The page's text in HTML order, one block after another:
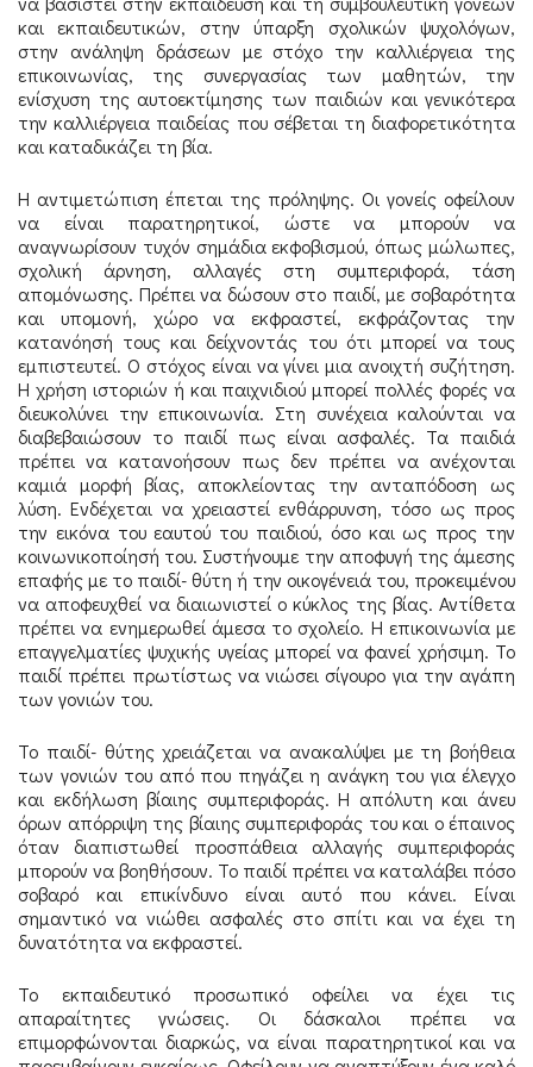
και εκπαιδευτικών, στην ύπαρξη σχολικών ψυχολόγων,
στην ανάληψη δράσεων με στόχο την καλλιέργεια της
επικοινωνίας, της συνεργασίας των μαθητών, την
ενίσχυση της αυτοεκτίμησης των παιδιών και γενικότερα
την καλλιέργεια παιδείας που σέβεται τη διαφορετικότητα
και καταδικάζει τη βία.
Η αντιμετώπιση έπεται της πρόληψης. Οι γονείς οφείλουν
να είναι παρατηρητικοί, ώστε να μπορούν να
αναγνωρίσουν τυχόν σημάδια εκφοβισμού, όπως μώλωπες,
σχολική άρνηση, αλλαγές στη συμπεριφορά, τάση
απομόνωσης. Πρέπει να δώσουν στο παιδί, με σοβαρότητα
και υπομονή, χώρο να εκφραστεί, εκφράζοντας την
κατανόησή τους και δείχνοντάς του ότι μπορεί να τους
εμπιστευτεί. Ο στόχος είναι να γίνει μια ανοιχτή συζήτηση.
Η χρήση ιστοριών ή και παιχνιδιού μπορεί πολλές φορές να
διευκολύνει την επικοινωνία. Στη συνέχεια καλούνται να
διαβεβαιώσουν το παιδί πως είναι ασφαλές. Τα παιδιά
πρέπει να κατανοήσουν πως δεν πρέπει να ανέχονται
καμιά μορφή βίας, αποκλείοντας την ανταπόδοση ως
λύση. Ενδέχεται να χρειαστεί ενθάρρυνση, τόσο ως προς
την εικόνα του εαυτού του παιδιού, όσο και ως προς την
κοινωνικοποίησή του. Συστήνουμε την αποφυγή της άμεσης
επαφής με το παιδί- θύτη ή την οικογένειά του, προκειμένου
να αποφευχθεί να διαιωνιστεί ο κύκλος της βίας. Αντίθετα
πρέπει να ενημερωθεί άμεσα το σχολείο. Η επικοινωνία με
επαγγελματίες ψυχικής υγείας μπορεί να φανεί χρήσιμη. Το
παιδί πρέπει πρωτίστως να νιώσει σίγουρο για την αγάπη
των γονιών του.
Το παιδί- θύτης χρειάζεται να ανακαλύψει με τη βοήθεια
των γονιών του από που πηγάζει η ανάγκη του για έλεγχο
και εκδήλωση βίαιης συμπεριφοράς. Η απόλυτη και άνευ
όρων απόρριψη της βίαιης συμπεριφοράς του και ο έπαινος
όταν διαπιστωθεί προσπάθεια αλλαγής συμπεριφοράς
μπορούν να βοηθήσουν. Το παιδί πρέπει να καταλάβει πόσο
σοβαρό και επικίνδυνο είναι αυτό που κάνει. Είναι
σημαντικό να νιώθει ασφαλές στο σπίτι και να έχει τη
δυνατότητα να εκφραστεί.
Το εκπαιδευτικό προσωπικό οφείλει να έχει τις
απαραίτητες γνώσεις. Οι δάσκαλοι πρέπει να
επιμορφώνονται διαρκώς, να είναι παρατηρητικοί και να